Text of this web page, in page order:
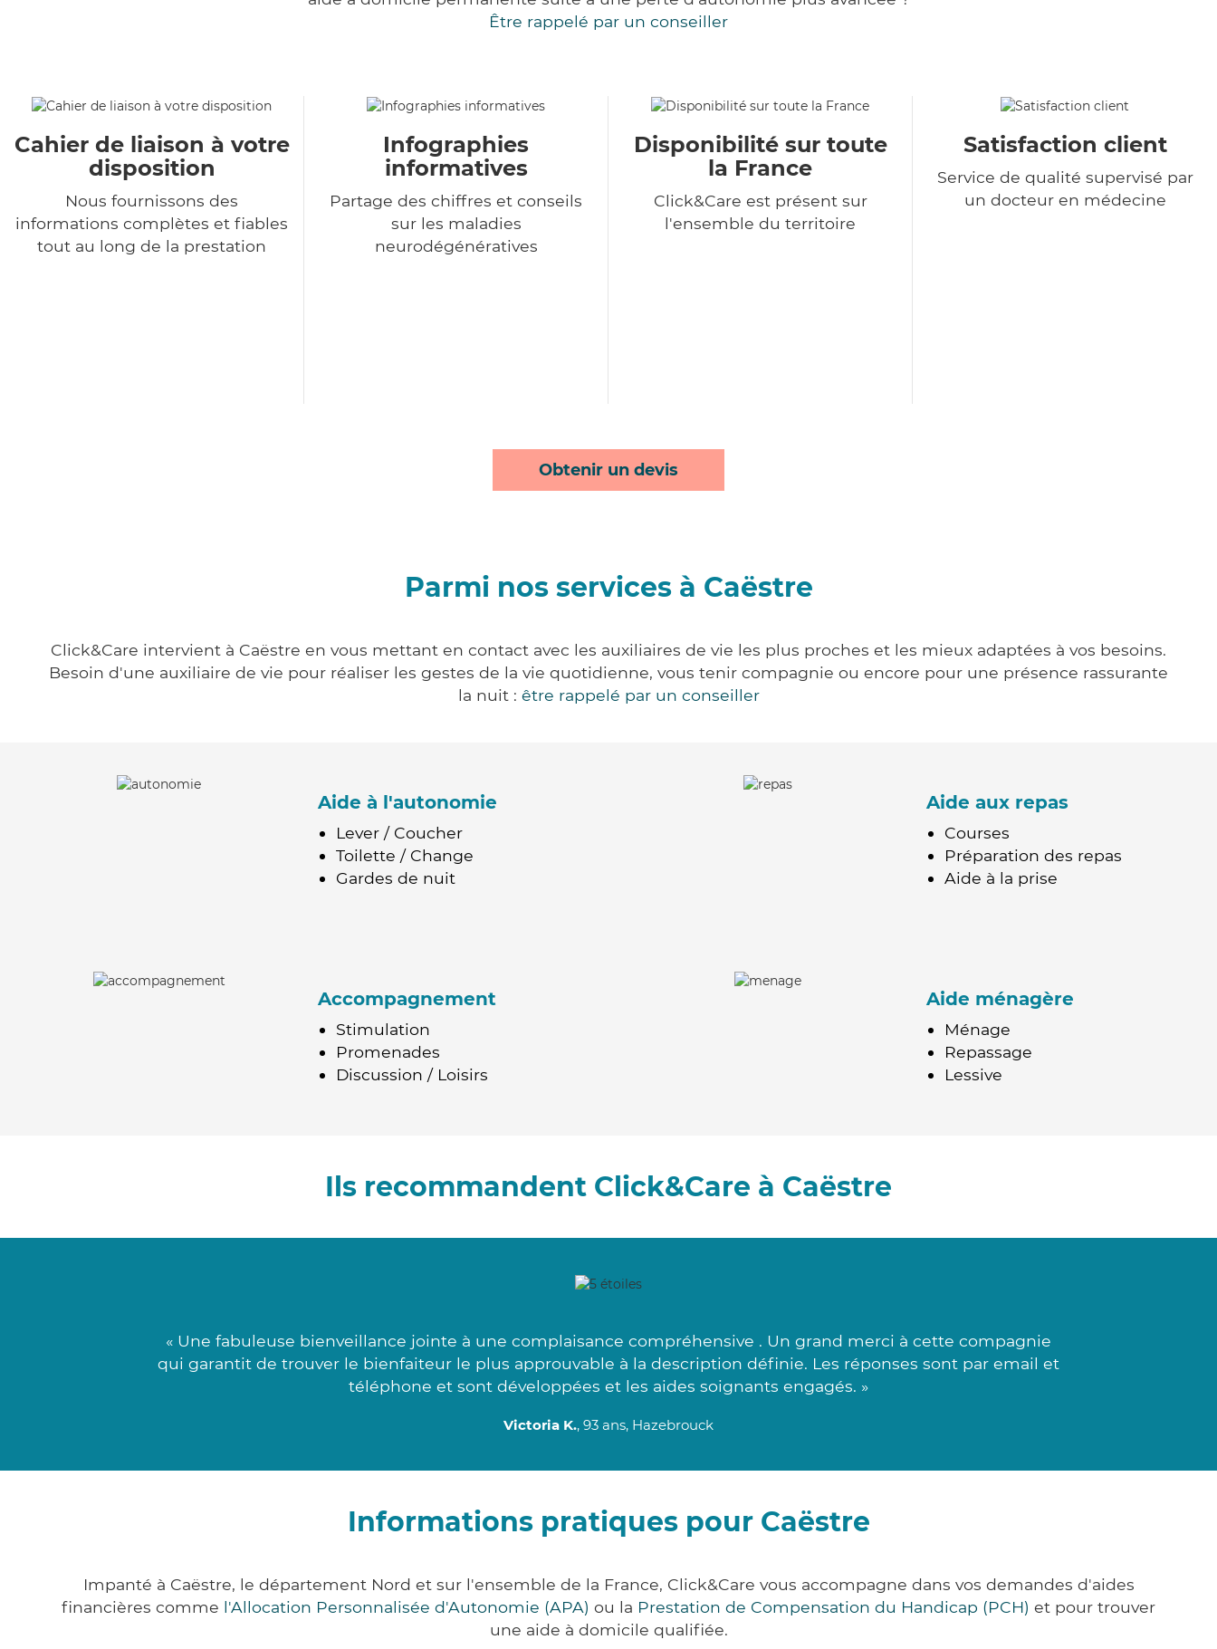
Être rappelé par un conseiller
Cahier de liaison à votre
disposition
Nous fournissons des
informations complètes et fiables
tout au long de la prestation
Infographies
informatives
Partage des chiffres et conseils
sur les maladies
neurodégénératives
Disponibilité sur toute
la France
Click&Care est présent sur
l'ensemble du territoire
Satisfaction client
Service de qualité supervisé par
un docteur en médecine
Obtenir un devis
Parmi nos services à Caëstre
Click&Care intervient à Caëstre en vous mettant en contact avec les auxiliaires de vie les plus proches et les mieux adaptées à vos besoins.
Besoin d'une auxiliaire de vie pour réaliser les gestes de la vie quotidienne, vous tenir compagnie ou encore pour une présence rassurante
la nuit : être rappelé par un conseiller
Aide à l'autonomie
Lever / Coucher
Toilette / Change
Gardes de nuit
Aide aux repas
Courses
Préparation des repas
Aide à la prise
Accompagnement
Stimulation
Promenades
Discussion / Loisirs
Aide ménagère
Ménage
Repassage
Lessive
Ils recommandent Click&Care à Caëstre
« Une fabuleuse bienveillance jointe à une complaisance compréhensive . Un grand merci à cette compagnie
qui garantit de trouver le bienfaiteur le plus approuvable à la description définie. Les réponses sont par email et
téléphone et sont développées et les aides soignants engagés. »
Victoria K., 93 ans, Hazebrouck
Informations pratiques pour Caëstre
Impanté à Caëstre, le département Nord et sur l'ensemble de la France, Click&Care vous accompagne dans vos demandes d'aides
financières comme l'Allocation Personnalisée d'Autonomie (APA) ou la Prestation de Compensation du Handicap (PCH) et pour trouver
une aide à domicile qualifiée.